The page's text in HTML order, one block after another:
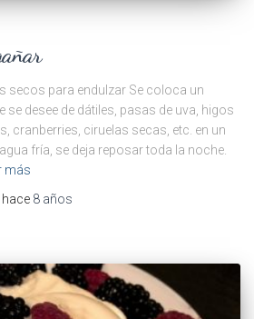
secos para endulzar Se coloca un
se desee de dátiles, pasas de uva, higos
cranberries, ciruelas secas, etc. en un
fría, se deja reposar toda la noche.
más
hace 8 años